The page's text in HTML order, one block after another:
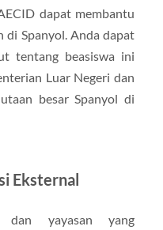
dapat membantu
di Spanyol. Anda dapat
tentang beasiswa ini
Luar Negeri dan
besar Spanyol di
Eksternal
dan yayasan yang